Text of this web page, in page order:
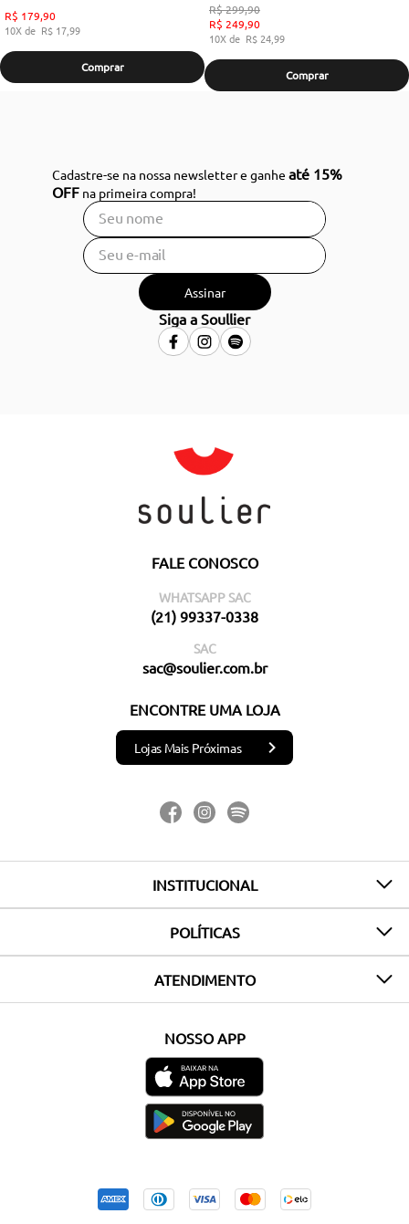
R$ 179,90
10
R$ 17,99
Comprar
R$299,90
R$ 249,90
10
R$ 24,99
Comprar
Cadastre-se na nossa newsletter e ganheaté 15%
OFF na primeira compra!
Assinar
Siga a Soullier
FALE CONOSCO
WHATSAPP SAC
(21) 99337-0338
SAC
sac@soulier.com.br
ENCONTRE UMA LOJA
Lojas Mais Próximas
INSTITUCIONAL
POLÍTICAS
ATENDIMENTO
NOSSO APP